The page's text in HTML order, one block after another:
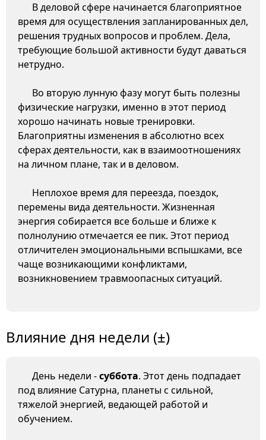
В деловой сфере начинается благоприятное
время для осуществления запланированных дел,
решения трудных вопросов и проблем. Дела,
требующие большой активности будут даваться
нетрудно.
Во вторую лунную фазу могут быть полезны
физические нагрузки, именно в этот период
хорошо начинать новые тренировки.
Благоприятны изменения в абсолютно всех
сферах деятельности, как в взаимоотношениях
на личном плане, так и в деловом.
Неплохое время для переезда, поездок,
перемены вида деятельности. Жизненная
энергия собирается все больше и ближе к
полнолунию отмечается ее пик. Этот период
отличителен эмоциональными вспышками, все
чаще возникающими конфликтами,
возникновением травмоопасных ситуаций.
Влияние дня недели (±)
День недели -суббота. Этот день подпадает
под влияние Сатурна, планеты с сильной,
тяжелой энергией, ведающей работой и
обучением.